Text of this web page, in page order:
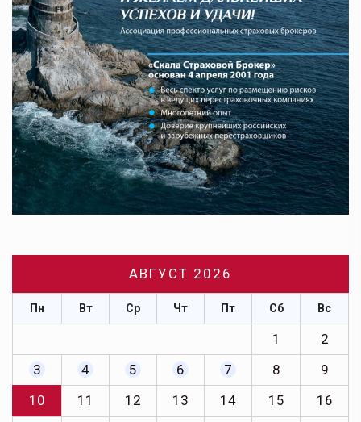
АВГУСТ 2026
Пн Вт Ср Чт Пт Сб Вс
1
2
3
4 5 6 7 8
9
10
11 12 13 14 15
16